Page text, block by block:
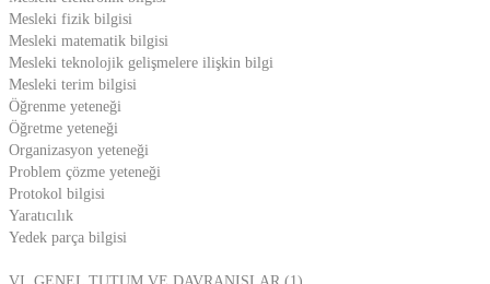
Mesleki fizik bilgisi
Mesleki matematik bilgisi
Mesleki teknolojik gelişmelere ilişkin bilgi
Mesleki terim bilgisi
Öğrenme yeteneği
Öğretme yeteneği
Organizasyon yeteneği
Problem çözme yeteneği
Protokol bilgisi
Yaratıcılık
Yedek parça bilgisi